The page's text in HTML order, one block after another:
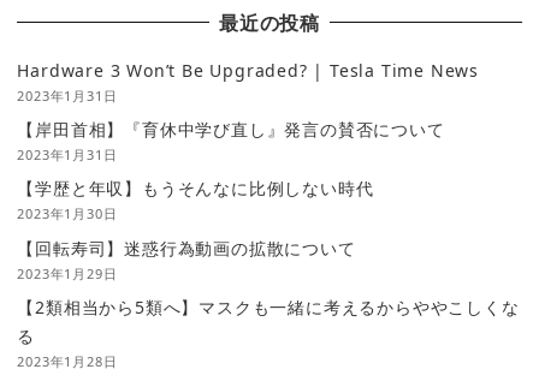
最近の投稿
Hardware 3 Won’t Be Upgraded? | Tesla Time News
2023年1月31日
【岸田首相】『育休中学び直し』発言の賛否について
2023年1月31日
【学歴と年収】もうそんなに比例しない時代
2023年1月30日
【回転寿司】迷惑行為動画の拡散について
2023年1月29日
【2類相当から5類へ】マスクも一緒に考えるからややこしくな
る
2023年1月28日